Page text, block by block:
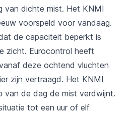
van dichte mist. Het KNMI
voorspeld voor vandaag.
de capaciteit beperkt is
zicht. Eurocontrol heeft
deze ochtend vluchten
zijn vertraagd. Het KNMI
van de dag de mist verdwijnt.
tot een uur of elf